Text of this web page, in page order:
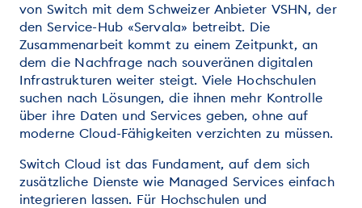
von Switch mit dem Schweizer Anbieter VSHN, der
den Service-Hub «Servala» betreibt. Die
Zusammenarbeit kommt zu einem Zeitpunkt, an
dem die Nachfrage nach souveränen digitalen
Infrastrukturen weiter steigt. Viele Hochschulen
suchen nach Lösungen, die ihnen mehr Kontrolle
über ihre Daten und Services geben, ohne auf
moderne Cloud-Fähigkeiten verzichten zu müssen.
Switch Cloud ist das Fundament, auf dem sich
zusätzliche Dienste wie Managed Services einfach
integrieren lassen. Für Hochschulen und